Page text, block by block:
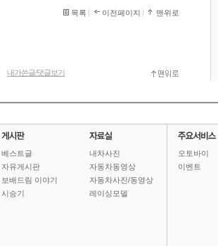
목록 이전페이지 맨위로
내가쓴글/댓글보기
베스트글
자유게시판
보배드림 이야기
시승기
내차사진
자동차동영상
자동차사진/동영상
레이싱모델
오토바이
이벤트